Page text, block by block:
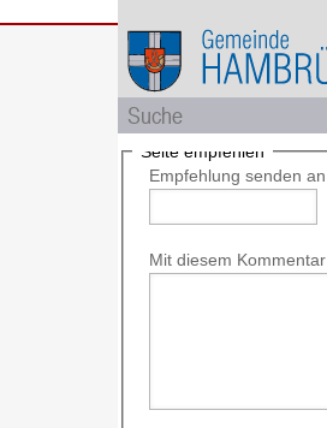
Bürgerservice
GemeindeBildung
und
Soziales
Rathaus
und
Politik
Seite empfehlen
Empfehlung senden an
Mit diesem Kommentar